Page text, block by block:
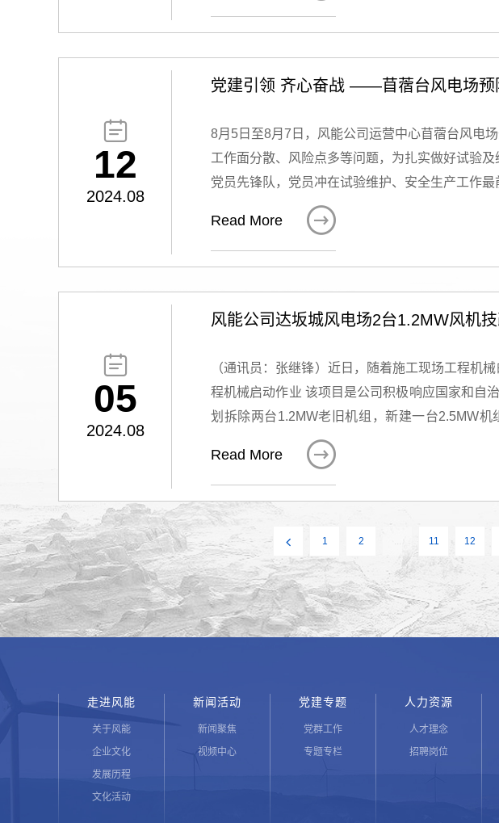
于一些重要的文件资料存放区域，强调了防火、

12
2024.08
党建引领 齐心奋战 ——苜蓿台风电场预
8月5日至8月7日，风能公司运营中心苜蓿台风电
工作面分散、风险点多等问题，为扎实做好试验
党员先锋队，党员冲在试验维护、安全生产工作
动员会将“四措两案”传达到每一位党员及检修人
员，提前准备好相关操作票、工作票及各类检修
安全要求，紧盯重点环节安全管理，带动参修人员
紊地进行。在试验期间解决了保护装置试验不动
员的引领带动下扎实工作，形成推动检修工作的
隐患，提升了设备可靠性，夯实了安全生产运行
理、更实作风、更硬担当扎实做好发展、生产、
Read More 

05
2024.08
风能公司达坂城风电场2台1.2MW风机
（通讯员：张继锋）近日，随着施工现场工程机械
程机械启动作业 该项目是公司积极响应国家和自
划拆除两台1.2MW老旧机组，新建一台2.5MW
性，降低电场运维成本，更将提高公司达坂城风
定会认真履行职责，抢抓施工黄金期，严把工程
示，公司达坂城风电场2台1.2MW风机技改项目
公司将全程参与项目建设、严把质量关。公司工
管，保证各项工程有序进行、按期完工，打造继
挂图作战，以只争朝夕的紧迫感、真抓实干的硬
年度目标任务！
Read More 
1 2 11 12
走进风能
关于风能
企业文化
发展历程
文化活动
新闻活动
新闻聚焦
视频中心
党建专题
党群工作
专题专栏
人力资源
人才理念
招聘岗位